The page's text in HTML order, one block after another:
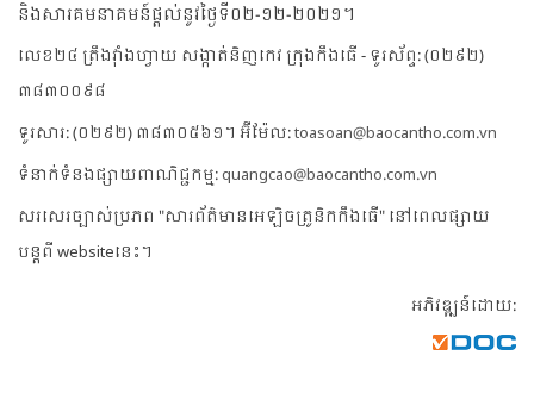
និងសារគមនាគមន៍ផ្តល់នូវថ្ងៃទី០២-១២-២០២១។
លេខ២៤ ត្រឹងវ៉ាំងហ្វាយ សង្កាត់និញកេវ ក្រុងកឹងធើ - ទូរស័ព្ទ: (០២៩២)
៣៨៣០០៩៨
ទូរសារ: (០២៩២) ៣៨៣០៥៦១។ អ៊ីម៉ែល:toasoan@baocantho.com.vn
ទំនាក់ទំនងផ្សាយពាណិជ្ជកម្ម:quangcao@baocantho.com.vn
សរសេរច្បាស់ប្រភព "សារព័ត៌មានអេឡិចត្រូនិកកឹងធើ" នៅពេលផ្សាយ
បន្តពី websiteនេះ។
អភិវឌ្ឍន៍ដោយ: